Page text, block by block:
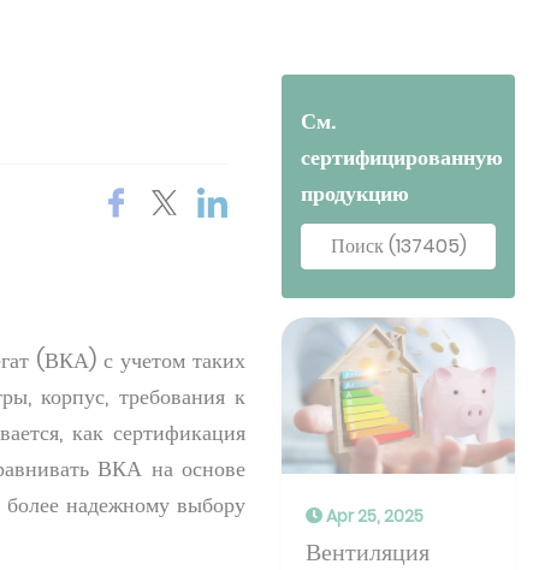
(ВКА) с учетом таких
корпус, требования к
как сертификация
ВКА на основе
более надежному выбору
См.
сертифицированную
продукцию
Поиск (137405)
Apr 25, 2025
Вентиляция